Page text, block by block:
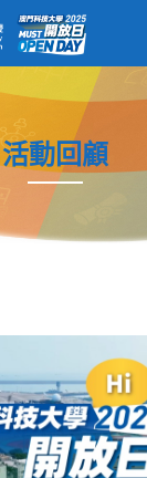
活動回顧